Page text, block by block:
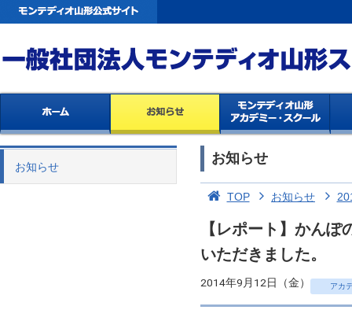
お知らせ
お知らせ
TOP お知らせ
【レポート】かん
いただきました。
2014年9月12日（金） アカ